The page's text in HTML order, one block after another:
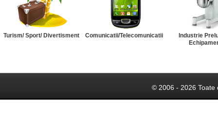
Turism/ Sport/ Divertisment Comunicatii/Telecomunicatii
Industrie
© 2006 - 2026